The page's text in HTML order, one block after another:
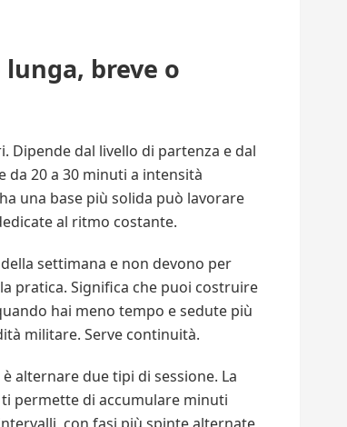
breve o
Dipende dal livello di partenza e dal
20 a 30 minuti a intensità
una base più solida può lavorare
al ritmo costante.
settimana e non devono per
pratica. Significa che puoi costruire
hai meno tempo e sedute più
militare. Serve continuità.
alternare due tipi di sessione. La
permette di accumulare minuti